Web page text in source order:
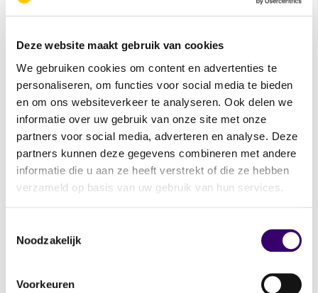
Deze website maakt gebruik van cookies
We gebruiken cookies om content en advertenties te
personaliseren, om functies voor social media te bieden
en om ons websiteverkeer te analyseren. Ook delen we
informatie over uw gebruik van onze site met onze
partners voor social media, adverteren en analyse. Deze
partners kunnen deze gegevens combineren met andere
informatie die u aan ze heeft verstrekt of die ze hebben
verzameld op basis van uw gebruik van hun services.
Noodzakelijk
Voorkeuren
Verzilver- of opeethypotheken –Dit
maakt het mogelijk om de overwaarde
zonder dat je maandelijks hoeft af te
lossen. Een interessante optie als je extra
financiële ruimte wilt creëren zonder te
verhuizen.
Deze verruimingen maken het mogelijk om
financiële buffer te gebruiken.
Overwaarde benutten: schenken bij leven